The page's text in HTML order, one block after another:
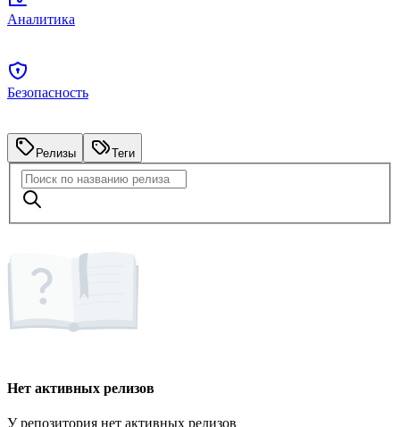
Аналитика
Безопасность
Релизы Теги
Нет активных релизов
У репозитория нет активных релизов